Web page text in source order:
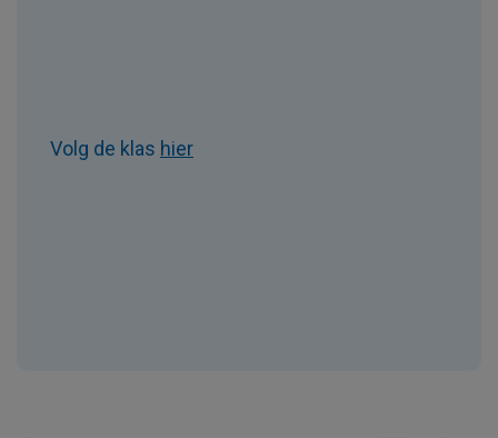
Volg de klas hier